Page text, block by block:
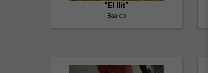
"El llit"
Baaldo